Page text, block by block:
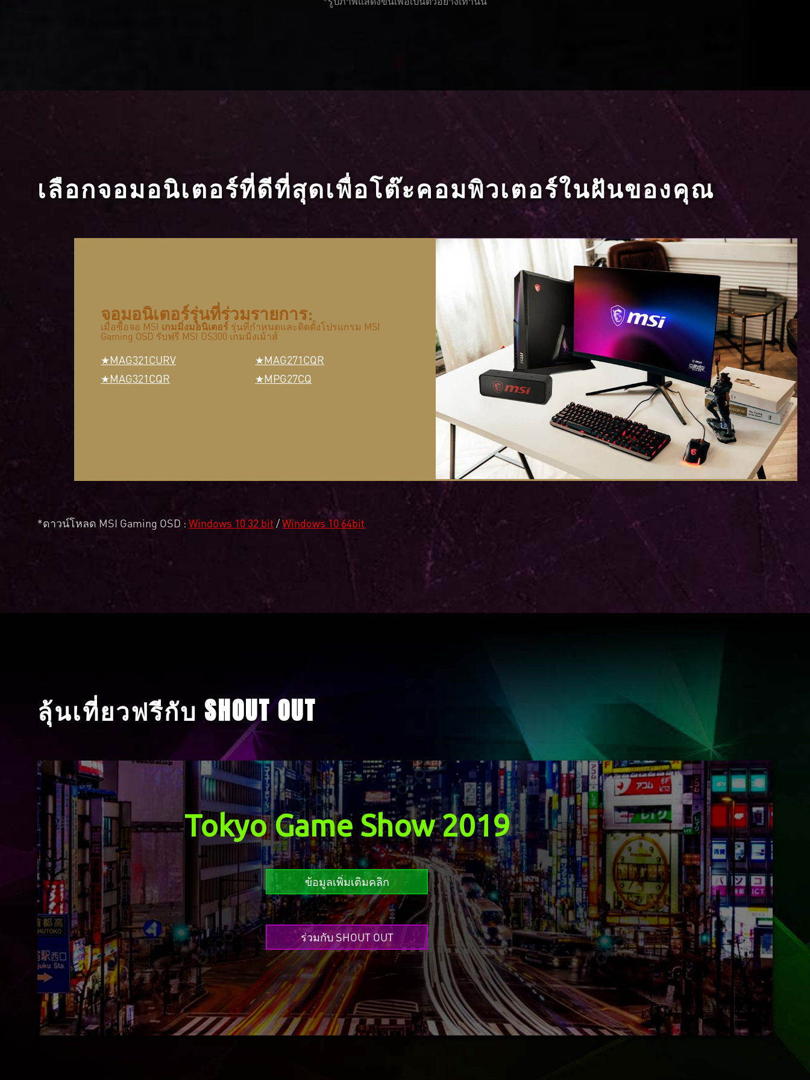
เลือกจอมอนิเตอร์ที่ดีที่สุดเพื่อโต๊ะคอมพิวเตอร์ในฝันของคุณ
จอมอนิเตอร์รุ่นที่ร่วมรายการ:
เมื่อซื้อจอ MSI เกมมิ่งมอนิเตอร์ รุ่นที่กำหนดและติดตั้งโปรแกรม MSI
Gaming OSD รับฟรี MSI DS300 เกมมิ่งเม้าส์
MAG321CURV
MAG271CQR
MAG321CQR
MPG27CQ
*ดาวน์โหลด MSI Gaming OSD :Windows 10 32 bit /Windows 10 64bit
ลุ้นเที่ยวฟรีกับ SHOUT OUT
Tokyo Game Show 2019
ข้อมูลเพิ่มเติมคลิก
ร่วมกับ SHOUT OUT